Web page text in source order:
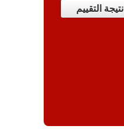
نتيجة التقييم